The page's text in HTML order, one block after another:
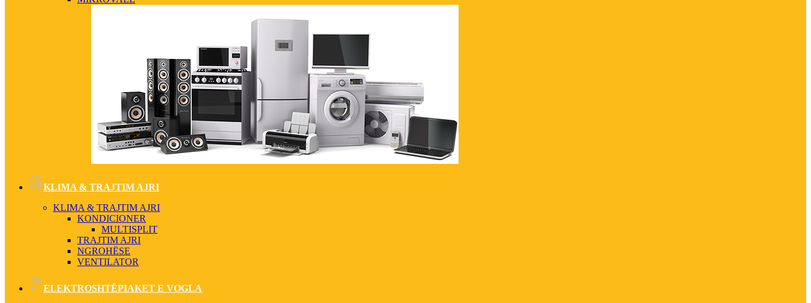
KLIMA & TRAJTIM AJRI
KLIMA & TRAJTIM AJRI
KONDICIONER
MULTISPLIT
TRAJTIM AJRI
NGROHËSE
VENTILATOR
ELEKTROSHTËPIAKET E VOGLA